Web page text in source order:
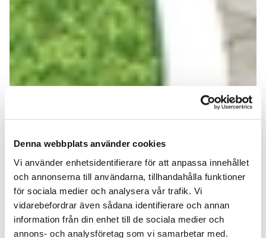
Denna webbplats använder cookies
Vi använder enhetsidentifierare för att anpassa innehållet
och annonserna till användarna, tillhandahålla funktioner
för sociala medier och analysera vår trafik. Vi
vidarebefordrar även sådana identifierare och annan
information från din enhet till de sociala medier och
annons- och analysföretag som vi samarbetar med.